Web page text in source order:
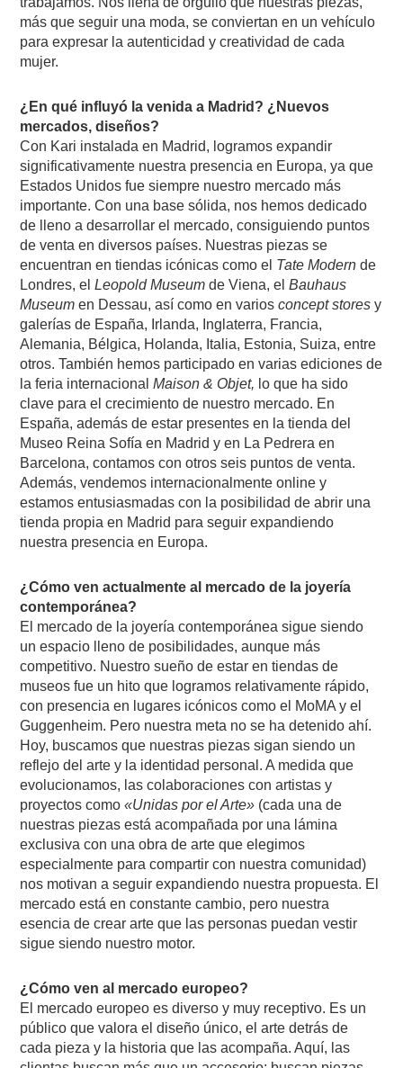
más que seguir una moda, se conviertan en un vehículo
para expresar la autenticidad y creatividad de cada
mujer.
¿En qué influyó la venida a Madrid? ¿Nuevos
mercados, diseños?
Con Kari instalada en Madrid, logramos expandir
significativamente nuestra presencia en Europa, ya que
Estados Unidos fue siempre nuestro mercado más
importante. Con una base sólida, nos hemos dedicado
de lleno a desarrollar el mercado, consiguiendo puntos
de venta en diversos países. Nuestras piezas se
encuentran en tiendas icónicas como el Tate Modernde
Londres, elLeopold Museum de Viena, elBauhaus
Museumen Dessau, así como en variosconcept stores y
galerías de España, Irlanda, Inglaterra, Francia,
Alemania, Bélgica, Holanda, Italia, Estonia, Suiza, entre
otros. También hemos participado en varias ediciones de
la feria internacionalMaison & Objet, lo que ha sido
clave para el crecimiento de nuestro mercado. En
España, además de estar presentes en la tienda del
Museo Reina Sofía en Madrid y en La Pedrera en
Barcelona, contamos con otros seis puntos de venta.
Además, vendemos internacionalmente online y
estamos entusiasmadas con la posibilidad de abrir una
tienda propia en Madrid para seguir expandiendo
nuestra presencia en Europa.
¿Cómo ven actualmente al mercado de la joyería
contemporánea?
El mercado de la joyería contemporánea sigue siendo
un espacio lleno de posibilidades, aunque más
competitivo. Nuestro sueño de estar en tiendas de
museos fue un hito que logramos relativamente rápido,
con presencia en lugares icónicos como el MoMA y el
Guggenheim. Pero nuestra meta no se ha detenido ahí.
Hoy, buscamos que nuestras piezas sigan siendo un
reflejo del arte y la identidad personal. A medida que
evolucionamos, las colaboraciones con artistas y
proyectos como«Unidas por el Arte» (cada una de
nuestras piezas está acompañada por una lámina
exclusiva con una obra de arte que elegimos
especialmente para compartir con nuestra comunidad)
nos motivan a seguir expandiendo nuestra propuesta. El
mercado está en constante cambio, pero nuestra
esencia de crear arte que las personas puedan vestir
sigue siendo nuestro motor.
¿Cómo ven al mercado europeo?
El mercado europeo es diverso y muy receptivo. Es un
público que valora el diseño único, el arte detrás de
cada pieza y la historia que las acompaña. Aquí, las